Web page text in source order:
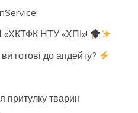
«ХКТФК НТУ «ХПІ»!
готові до апдейту?
притулку тварин